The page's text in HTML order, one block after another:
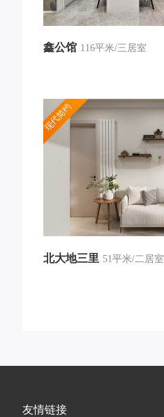
鑫公馆 116平米/三居室
现代简约
北大地三里 51平米/二居室
友情链接